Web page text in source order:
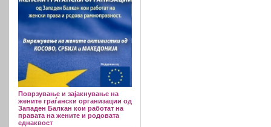
Поврзување и зајакнување на
жените граѓански организации од
Западен Балкан кои работат на
правата на жените и родовата
еднаквост